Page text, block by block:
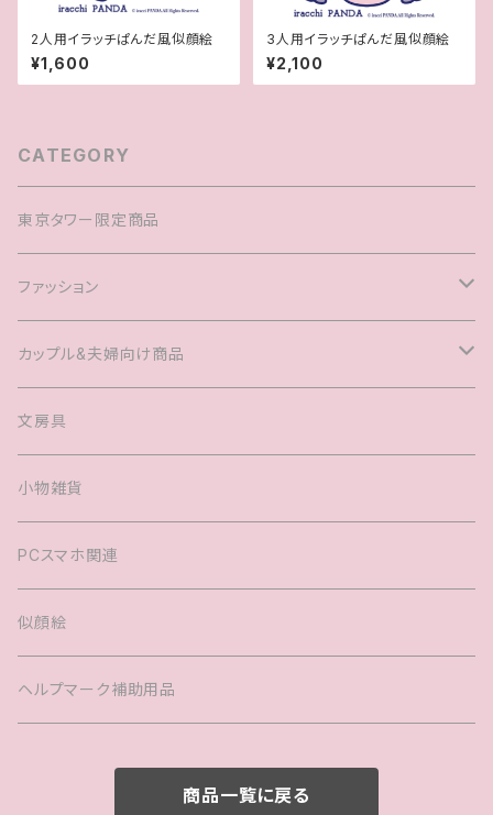
2人用イラッチぱんだ風似顔絵
¥1,600
3人用イラッチぱんだ風似顔絵
¥2,100
CATEGORY
東京タワー限定商品
ファッション
Tシャツ
キャップ
ヘアアクセサリー
バック
キッズTシャツ
カップル&夫婦向け商品
マグカップル®️
婚姻届
文房具
小物雑貨
PCスマホ関連
似顔絵
ヘルプマーク補助用品
商品一覧に戻る